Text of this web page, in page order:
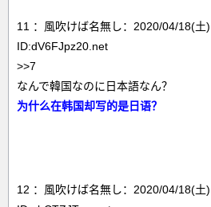
11 ：風吹けば名無し：2020/04/18(土
ID:dV6FJpz20.net
>>7
なんで韓国なのに日本語なん？
为什么在韩国却写的是日语？
12 ：風吹けば名無し：2020/04/18(土